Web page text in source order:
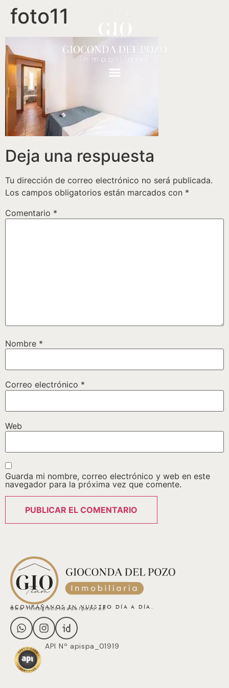
foto11
Deja una respuesta
Tu dirección de correo electrónico no será publicada.
Los campos obligatorios están marcados con *
Comentario *
Nombre *
Correo electrónico *
Web
Guarda mi nombre, correo electrónico y web en este
navegador para la próxima vez que comente.
ACOMPÁÑANOS EN NUESTRO DÍA A DÍA.
www.inmogiocondadelpozo.es
API Nº apispa_01919